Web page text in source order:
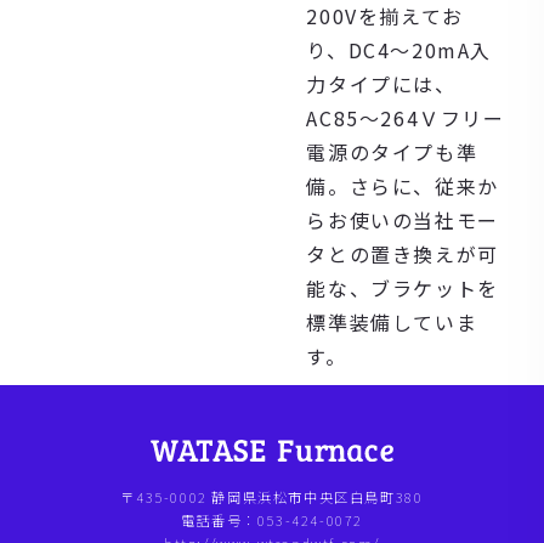
200Vを揃えてお
り、DC4～20mA入
力タイプには、
AC85～264Ｖフリー
電源のタイプも準
備。さらに、従来か
らお使いの当社モー
タとの置き換えが可
能な、ブラケットを
標準装備していま
す。
〒435-0002 静岡県浜松市中央区白鳥町380
電話番号：053-424-0072